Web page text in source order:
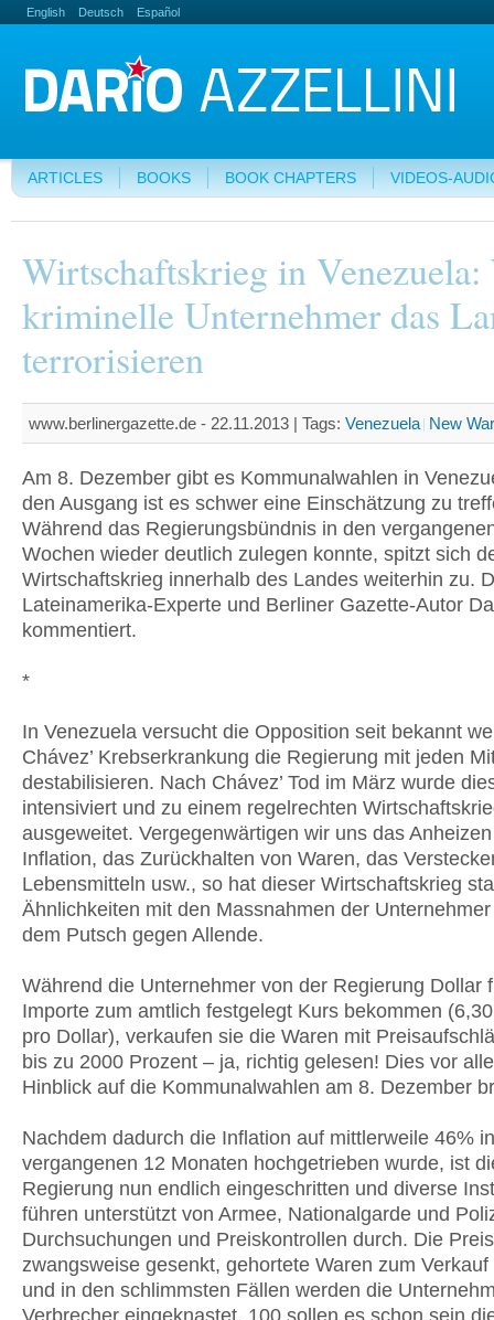
English Deutsch Español
ARTICLES BOOKS BOOK CHAPTERS VIDEOS-
Wirtschaftskrieg in Venezuela:
kriminelle Unternehmer das
terrorisieren
www.berlinergazette.de - 22.11.2013 | Tags: Venezuela New
Am 8. Dezember gibt es Kommunalwahlen in
den Ausgang ist es schwer eine Einschätzung zu
Während das Regierungsbündnis in den
Wochen wieder deutlich zulegen konnte, spitzt sich
Wirtschaftskrieg innerhalb des Landes weiterhin zu.
Lateinamerika-Experte und Berliner Gazette-Autor
kommentiert.
*
In Venezuela versucht die Opposition seit bekannt
Chávez’ Krebserkrankung die Regierung mit jeden
destabilisieren. Nach Chávez’ Tod im März wurde
intensiviert und zu einem regelrechten
ausgeweitet. Vergegenwärtigen wir uns das
Inflation, das Zurückhalten von Waren, das
Lebensmitteln usw., so hat dieser Wirtschaftskrieg
Ähnlichkeiten mit den Massnahmen der
dem Putsch gegen Allende.
Während die Unternehmer von der Regierung Dollar
Importe zum amtlich festgelegt Kurs bekommen
pro Dollar), verkaufen sie die Waren mit
bis zu 2000 Prozent – ja, richtig gelesen! Dies vor
Hinblick auf die Kommunalwahlen am 8. Dezember
Nachdem dadurch die Inflation auf mittlerweile 46%
vergangenen 12 Monaten hochgetrieben wurde, ist
Regierung nun endlich eingeschritten und diverse
führen unterstützt von Armee, Nationalgarde und
Durchsuchungen und Preiskontrollen durch. Die
zwangsweise gesenkt, gehortete Waren zum
und in den schlimmsten Fällen werden die
Verbrecher eingeknastet. 100 sollen es schon sein